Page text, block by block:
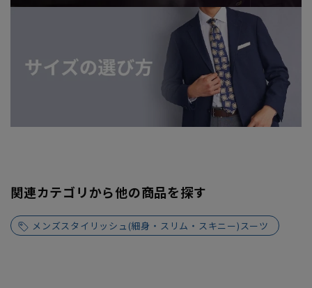
関連カテゴリから他の商品を探す
メンズスタイリッシュ(細身・スリム・スキニー)スーツ